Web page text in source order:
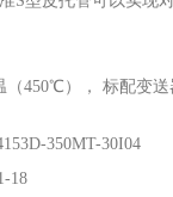
（450℃）， 标配变
位长期稳定性可达
移低于1%FS，在整
350MT-30I04
18